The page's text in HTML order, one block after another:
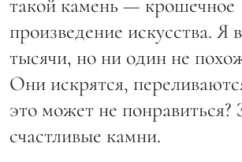
произведение искусства. Я
тысячи, но ни один не
Они искрятся,
это может не понравиться?
счастливые камни.